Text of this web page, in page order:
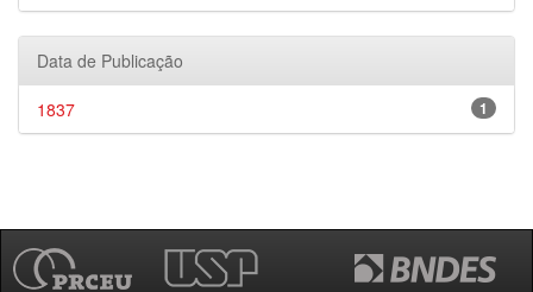
Data de Publicação
1
1837